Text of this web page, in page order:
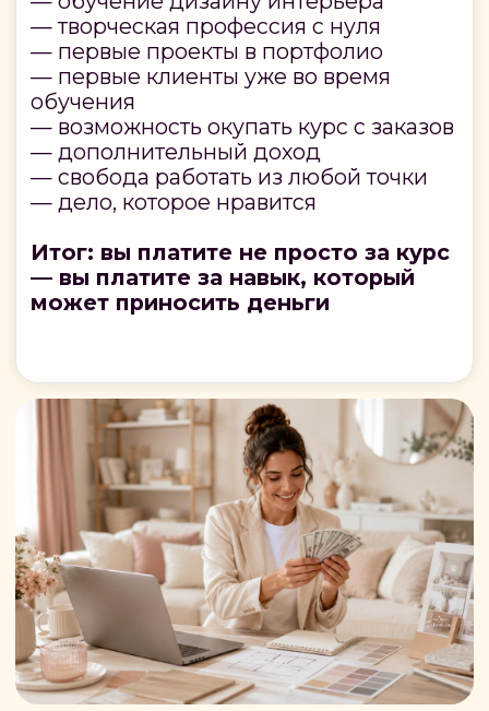
© U.Design 2020-2026
ИП Шустикова Елена Михайловна
ИНН 503213205650
ОГРНИП: 320508100010302
+7 (939) 999-52-73
© 2026 Все права защищены
Политика конфиденциальности
Договор оферты
Адрес: 143003, Московская обл., г. Одинцово, ул.
Маршала Жукова, д.41